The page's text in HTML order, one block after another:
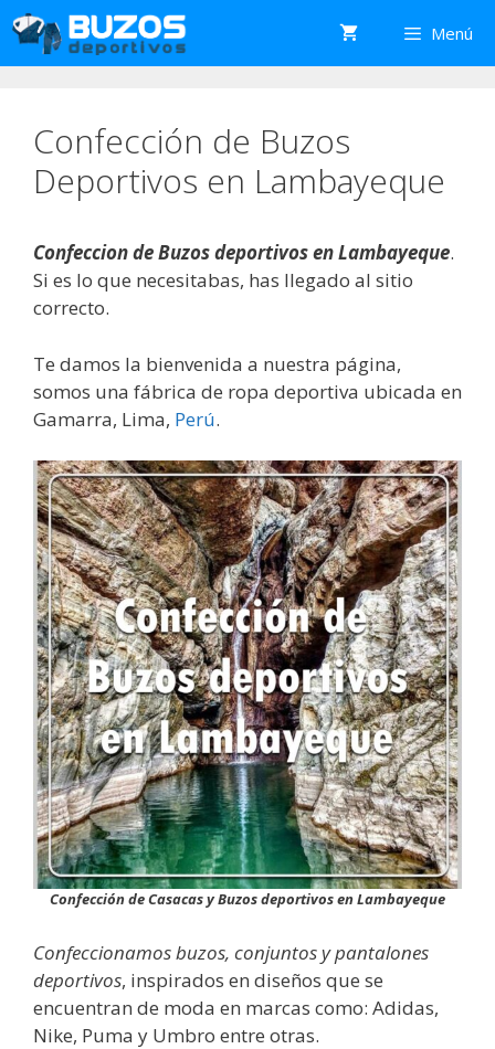
Saltar
al
contenido
Menú
Confección de Buzos
Deportivos en Lambayeque
Confeccion de Buzos deportivos en Lambayeque.
Si es lo que necesitabas, has llegado al sitio
correcto.
Te damos la bienvenida a nuestra página,
somos una fábrica de ropa deportiva ubicada en
Gamarra, Lima, Perú.
Confección de Casacas y Buzos deportivos en Lambayeque
Confeccionamos buzos, conjuntos y pantalones
deportivos, inspirados en diseños que se
encuentran de moda en marcas como: Adidas,
Nike, Puma y Umbro entre otras.